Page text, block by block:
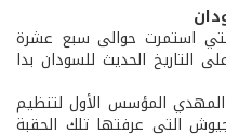
استمرت حوالى سبع عشرة
التاريخ الحديث للسودان بدا
المؤسس الأول لتنظيم
التي عرفتها تلك الحقبة